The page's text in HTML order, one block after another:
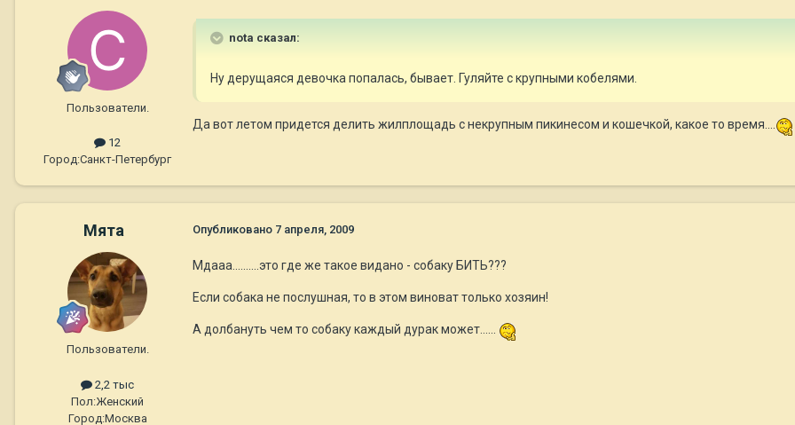
Пользователи.
12
Город:Санкт-Петербург
nota сказал:
Ну дерущаяся девочка попалась, бывает. Гуляйте с крупными кобелями.
Да вот летом придется делить жилплощадь с некрупным пикинесом и кошечкой, какое то время....
Мята
Пользователи.
2,2 тыс
Пол:Женский
Город:Москва
Опубликовано 7 апреля, 2009
Мдааа..........это где же такое видано - собаку БИТЬ???
Если собака не послушная, то в этом виноват только хозяин!
А долбануть чем то собаку каждый дурак может......